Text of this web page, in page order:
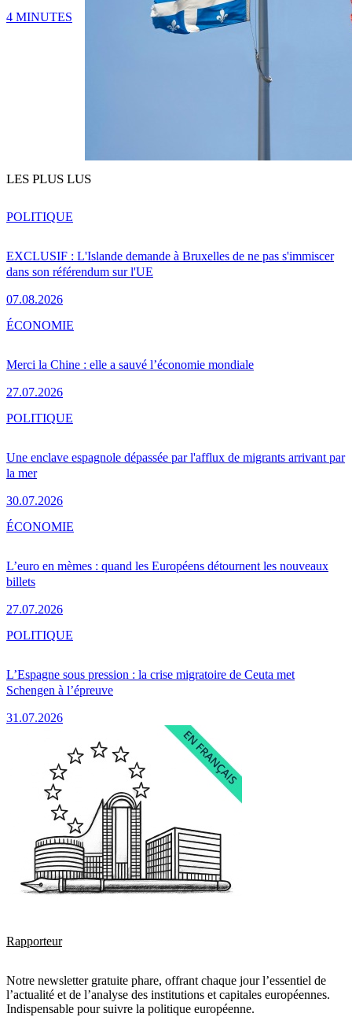
4 MINUTES
LES PLUS LUS
EXCLUSIF : L'Islande demande à Bruxelles de ne pas s'immiscer
dans son référendum sur l'UE
07.08.2026
POLITIQUE
Merci la Chine : elle a sauvé l’économie mondiale
27.07.2026
ÉCONOMIE
Une enclave espagnole dépassée par l'afflux de migrants arrivant par
la mer
30.07.2026
POLITIQUE
L’euro en mèmes : quand les Européens détournent les nouveaux
billets
27.07.2026
ÉCONOMIE
L’Espagne sous pression : la crise migratoire de Ceuta met
Schengen à l’épreuve
31.07.2026
POLITIQUE
Rapporteur
Notre newsletter gratuite phare, offrant chaque jour l’essentiel de
l’actualité et de l’analyse des institutions et capitales européennes.
Indispensable pour suivre la politique européenne.